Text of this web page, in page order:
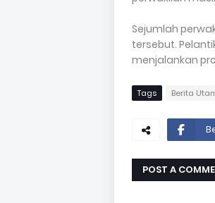
Sejumlah
tersebut.
menjalankan
Tags Berita
POST A